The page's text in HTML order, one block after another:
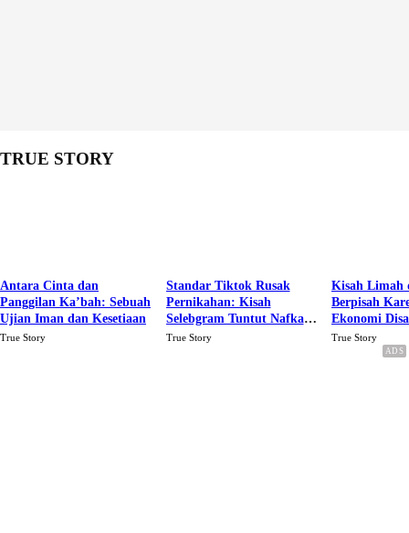
TRUE STORY
Antara Cinta dan
Panggilan Ka’bah: Sebuah
Ujian Iman dan Kesetiaan
True Story
Standar Tiktok Rusak
Pernikahan: Kisah
Selebgram Tuntut Nafkah
Rp.15 Juta Perbulan
True Story
Kisah Limah
Berpisah
Ekonomi
Karena Cinta
True Story